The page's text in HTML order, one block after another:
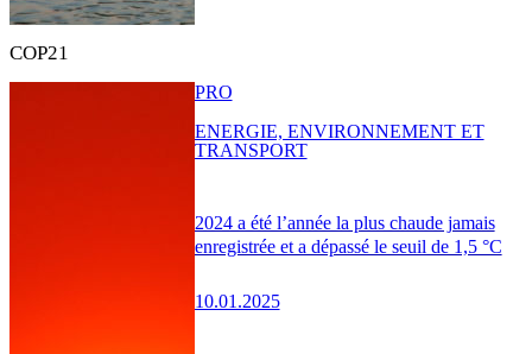
COP21
2024 a été l’année la plus chaude jamais
enregistrée et a dépassé le seuil de 1,5 °C
10.01.2025
PRO
ENERGIE, ENVIRONNEMENT ET
TRANSPORT